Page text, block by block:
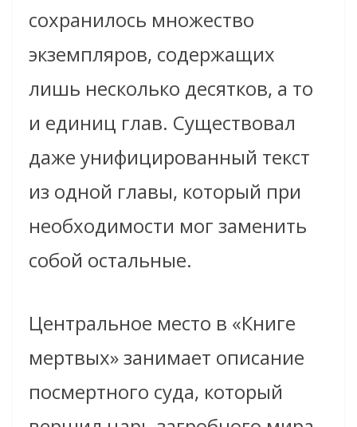
сохранилось множество
экземпляров, содержащих
лишь несколько десятков, а то
и единиц глав. Существовал
даже унифицированный текст
из одной главы, который при
необходимости мог заменить
собой остальные.
Центральное место в «Книге
мертвых» занимает описание
посмертного суда, который